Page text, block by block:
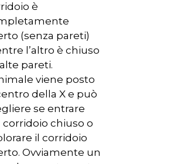
è
(senza pareti)
l’altro è chiuso
pareti.
viene posto
della X e può
se entrare
corridoio chiuso o
il corridoio
Ovviamente un